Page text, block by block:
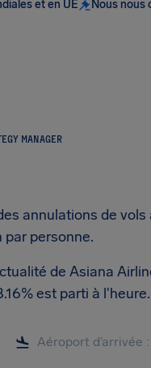
et en UE Nous nous
MANAGER
annulations de
par personne.
de Asiana
est parti à l'heure.